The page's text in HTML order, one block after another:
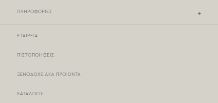
ΠΛΗΡΟΦΟΡΙΕΣ
ΕΤΑΙΡΕΙΑ
ΠΙΣΤΟΠΟΙΗΣΕΙΣ
ΞΕΝΟΔΟΧΕΙΑΚΑ ΠΡΟΙΟΝΤΑ
ΚΑΤΑΛΟΓΟΙ